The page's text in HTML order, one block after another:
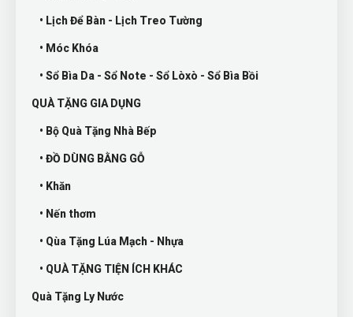
• Lịch Để Bàn - Lịch Treo Tường
• Móc Khóa
• Sổ Bìa Da - Sổ Note - Sổ Lòxò - Sổ Bìa Bồi
QUÀ TẶNG GIA DỤNG
• Bộ Quà Tặng Nhà Bếp
• ĐỒ DÙNG BẰNG GỖ
• Khăn
• Nến thơm
• Qùa Tặng Lúa Mạch - Nhựa
• QUÀ TẶNG TIỆN ÍCH KHÁC
Quà Tặng Ly Nước